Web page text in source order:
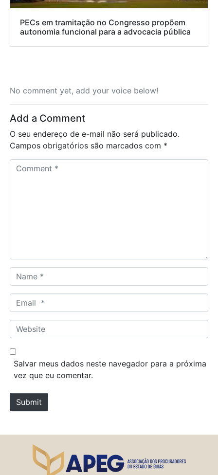
PECs em tramitação no Congresso propõem
autonomia funcional para a advocacia pública
No comment yet, add your voice below!
Add a Comment
O seu endereço de e-mail não será publicado.
Campos obrigatórios são marcados com *
a
m
*
m
a
*
W
e
b
e
Salvar meus dados neste navegador para a próxima
vez que eu comentar.
Submit